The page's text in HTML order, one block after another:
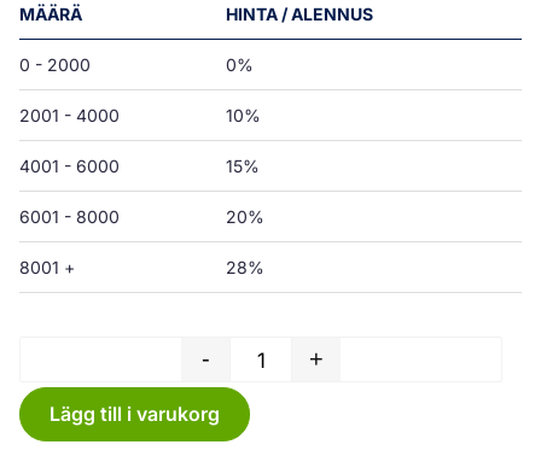
MÄÄRÄ HINTA / ALENNUS
0 - 2000 0%
2001 - 4000 10%
4001 - 6000 15%
6001 - 8000 20%
8001 + 28%
Plastkasse 400 x 500+50PV x
- +
Lägg till i varukorg